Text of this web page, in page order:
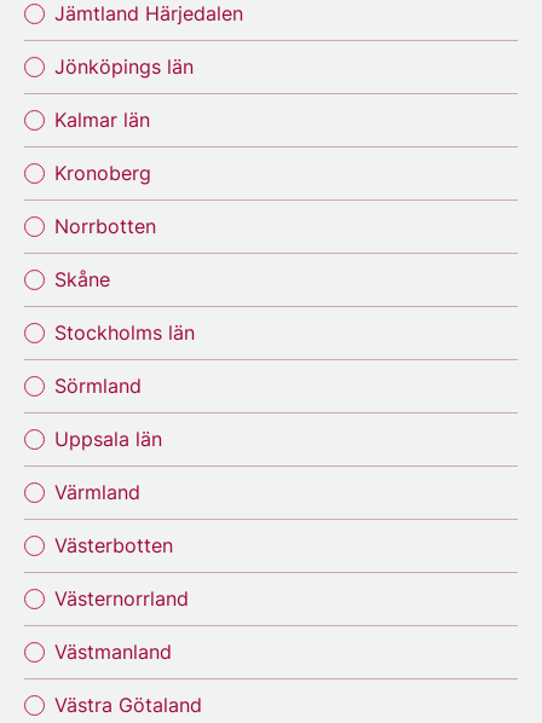
Jämtland Härjedalen
Jönköpings län
Kalmar län
Kronoberg
Norrbotten
Skåne
Stockholms län
Sörmland
Uppsala län
Värmland
Västerbotten
Västernorrland
Västmanland
Västra Götaland